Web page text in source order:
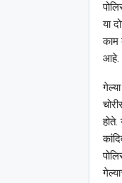
या
काम
आहे.
होते.